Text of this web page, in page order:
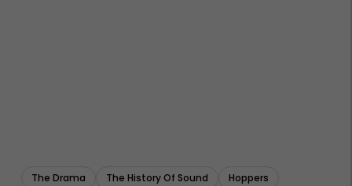
The Drama The History Of Sound
Hoppers